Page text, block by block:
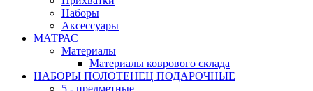
Наборы
Аксессуары
МАТРАС
Материалы
Материалы коврового склада
НАБОРЫ ПОЛОТЕНЕЦ ПОДАРОЧНЫЕ
5 - предметные